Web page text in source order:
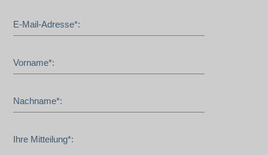
E-Mail-Adresse*:
Vorname*:
Nachname*:
Ihre Mitteilung*: